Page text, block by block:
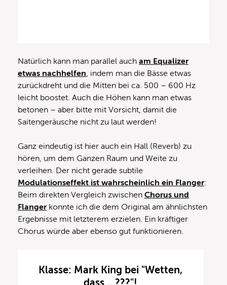
Natürlich kann man parallel auch am Equalizer
etwas nachhelfen, indem man die Bässe etwas
zurückdreht und die Mitten bei ca. 500 – 600 Hz
leicht boostet. Auch die Höhen kann man etwas
betonen – aber bitte mit Vorsicht, damit die
Saitengeräusche nicht zu laut werden!
Ganz eindeutig ist hier auch ein Hall (Reverb) zu
hören, um dem Ganzen Raum und Weite zu
verleihen. Der nicht gerade subtile
Modulationseffekt ist wahrscheinlich ein Flanger:
Beim direkten Vergleich zwischen Chorus und
Flanger konnte ich die dem Original am ähnlichsten
Ergebnisse mit letzterem erzielen. Ein kräftiger
Chorus würde aber ebenso gut funktionieren.
Klasse: Mark King bei "Wetten,